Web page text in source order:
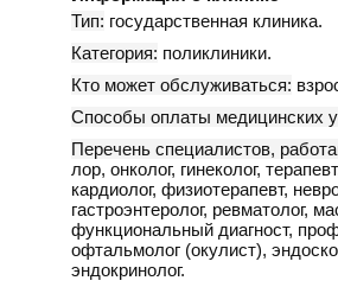
Тип: государственная клиника.
Категория: поликлиники.
Кто может обслуживаться:
Способы оплаты медицинских
Перечень специалистов,
лор, онколог, гинеколог,
кардиолог, физиотерапевт,
гастроэнтеролог, ревматолог,
функциональный диагност,
офтальмолог (окулист),
эндокринолог.